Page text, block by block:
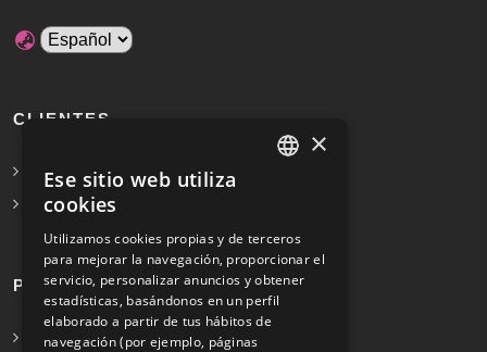
CLIENTES
Solicita Presupuesto Gratis
Preguntas frecuentes
PROFESIONALES
Info para profesionales
×
Ese sitio web utiliza
cookies
Utilizamos cookies propias y de terceros
para mejorar la navegación, proporcionar el
servicio, personalizar anuncios y obtener
estadísticas, basándonos en un perfil
elaborado a partir de tus hábitos de
navegación (por ejemplo, páginas